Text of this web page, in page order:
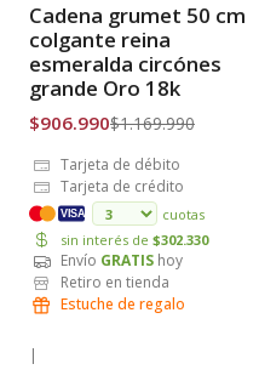
Envío Gratis
Cadena grumet 50 cm
colgante reina
esmeralda circónes
grande Oro 18k
$906.990$1.169.990
Tarjeta de débito
Tarjeta de crédito
VISA
cuotas
sin interés de $302.330
Envío GRATIS hoy
Retiro en tienda
Estuche de regalo
|